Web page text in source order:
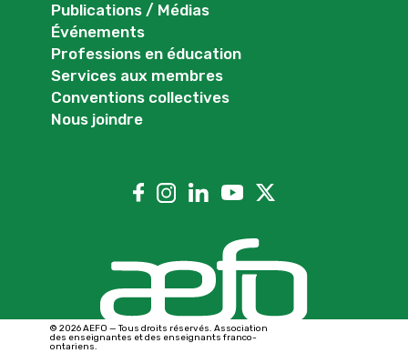
Publications / Médias
Événements
Professions en éducation
Services aux membres
Conventions collectives
Nous joindre
© 2026 AEFO — Tous droits réservés. Association
des enseignantes et des enseignants franco-
ontariens.